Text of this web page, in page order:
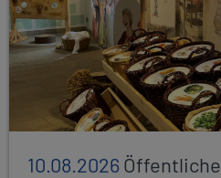
10.08.2026Öffentliche